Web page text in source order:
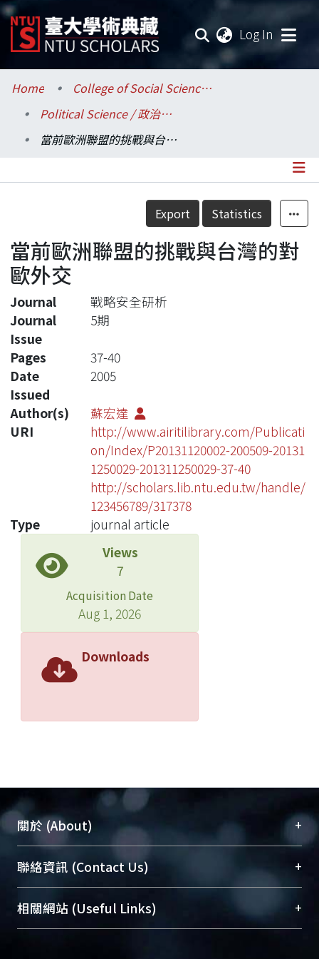
Log In
Communities & Collections
Research Outputs
Statistics
Home
College of Social Sciences / 社會科學院
Political Science / 政治學系
當前歐洲聯盟的挑戰與台灣的對歐外交
Details
Export Statistics
當前歐洲聯盟的挑戰與台灣的對
歐外交
Journal
戰略安全研析
Journal
Issue
5期
Pages
37-40
Date
Issued
2005
Author(s)
蘇宏達
URI
http://www.airitilibrary.com/Publicati
on/Index/P20131120002-200509-20131
1250029-201311250029-37-40
http://scholars.lib.ntu.edu.tw/handle/
123456789/317378
Type
journal article
Views
7
Acquisition Date
Aug 1, 2026
Downloads
關於 (About) +
臺大位居世界頂尖大學之列，為永久珍藏及向國際
展現本校豐碩的研究成果及學術能量，圖書館整合
機構典藏（NTUR）與學術庫（AH）不同功能平
台，成為臺大學術典藏NTU scholars。期能整合研
聯絡資訊 (Contact Us) +
總館學科館員(Main Library)
醫學圖書館學科館員(Medical Library)
相關網站 (Useful Links) +